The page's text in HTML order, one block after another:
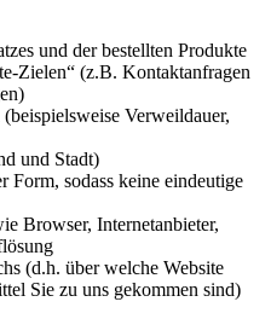
und der bestellten Produkte
Zielen“ (z.B. Kontaktanfragen
Verweildauer,
und Stadt)
Form, sodass keine eindeutige
Browser, Internetanbieter,
(d.h. über welche Website
Sie zu uns gekommen sind)